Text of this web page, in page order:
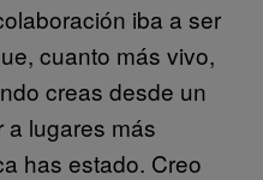
iba a ser
cuanto más vivo,
creas desde un
a lugares más
has estado. Creo